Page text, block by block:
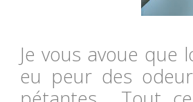
Je vous avoue que
eu peur des